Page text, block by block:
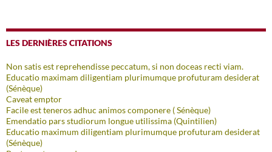
LES DERNIÈRES CITATIONS
Non satis est reprehendisse peccatum, si non doceas recti viam.
Educatio maximam diligentiam plurimumque profuturam desiderat
(Sénèque)
Caveat emptor
Facile est teneros adhuc animos componere ( Sénèque)
Emendatio pars studiorum longue utilissima (Quintilien)
Educatio maximum diligentiam plurimumque profuturam desiderat
(Sénèque)